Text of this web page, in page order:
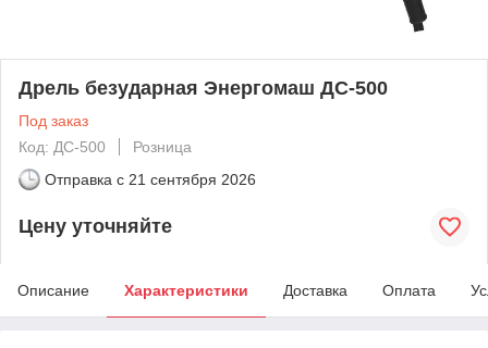
Дрель безударная Энергомаш ДС-500
Под заказ
Код: ДС-500
Розница
Отправка с 21 сентября 2026
Цену уточняйте
Описание Характеристики Доставка Оплата